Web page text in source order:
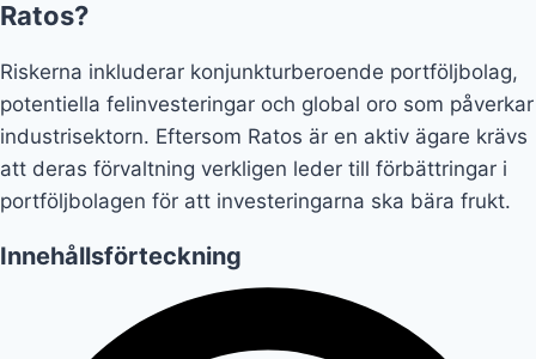
Ratos?
Riskerna inkluderar konjunkturberoende portföljbolag,
potentiella felinvesteringar och global oro som påverkar
industrisektorn. Eftersom Ratos är en aktiv ägare krävs
att deras förvaltning verkligen leder till förbättringar i
portföljbolagen för att investeringarna ska bära frukt.
Innehållsförteckning